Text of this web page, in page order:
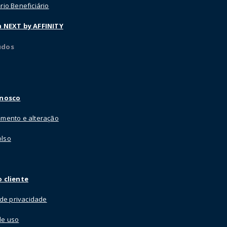
Beneficiário
NEXT by AFFINITY
e alteração
cliente
privacidade
uso